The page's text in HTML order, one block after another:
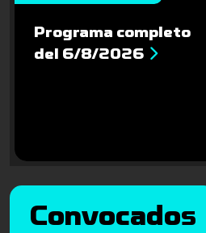
Programa completo
del 6/8/2026
Convocados